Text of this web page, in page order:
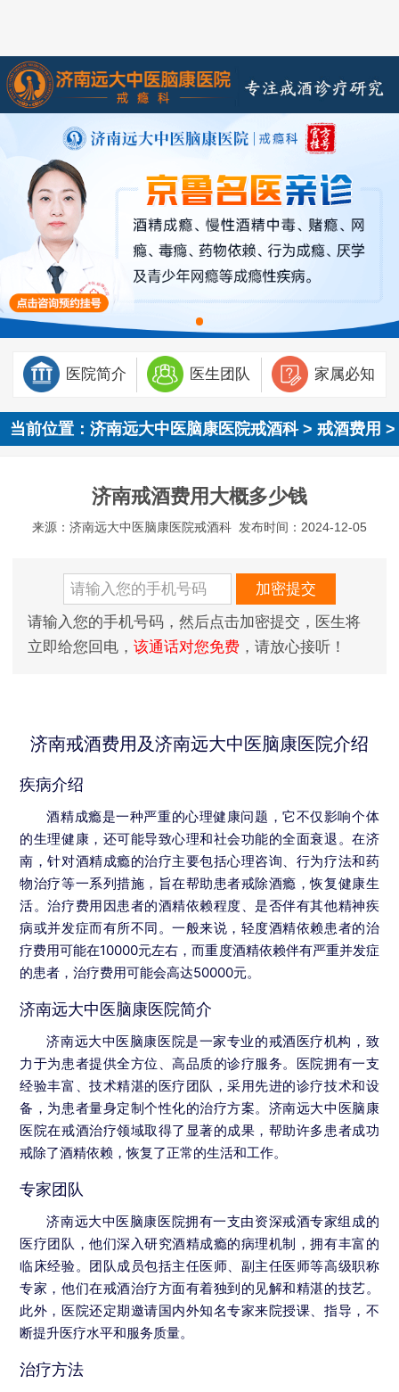
医院简介 医生团队 家属必知
当前位置：济南远大中医脑康医院戒酒科>戒酒费用 >
济南戒酒费用大概多少钱
来源：济南远大中医脑康医院戒酒科 发布时间：2024-12-05
请输入您的手机号码，然后点击加密提交，医生将
立即给您回电， 该通话对您免费，请放心接听！
济南戒酒费用及济南远大中医脑康医院介绍
疾病介绍
酒精成瘾是一种严重的心理健康问题，它不仅影响个体
的生理健康，还可能导致心理和社会功能的全面衰退。在济
南，针对酒精成瘾的治疗主要包括心理咨询、行为疗法和药
物治疗等一系列措施，旨在帮助患者戒除酒瘾，恢复健康生
活。治疗费用因患者的酒精依赖程度、是否伴有其他精神疾
病或并发症而有所不同。一般来说，轻度酒精依赖患者的治
疗费用可能在10000元左右，而重度酒精依赖伴有严重并发症
的患者，治疗费用可能会高达50000元。
济南远大中医脑康医院简介
济南远大中医脑康医院是一家专业的戒酒医疗机构，致
力于为患者提供全方位、高品质的诊疗服务。医院拥有一支
经验丰富、技术精湛的医疗团队，采用先进的诊疗技术和设
备，为患者量身定制个性化的治疗方案。济南远大中医脑康
医院在戒酒治疗领域取得了显著的成果，帮助许多患者成功
戒除了酒精依赖，恢复了正常的生活和工作。
专家团队
济南远大中医脑康医院拥有一支由资深戒酒专家组成的
医疗团队，他们深入研究酒精成瘾的病理机制，拥有丰富的
临床经验。团队成员包括主任医师、副主任医师等高级职称
专家，他们在戒酒治疗方面有着独到的见解和精湛的技艺。
此外，医院还定期邀请国内外知名专家来院授课、指导，不
断提升医疗水平和服务质量。
治疗方法